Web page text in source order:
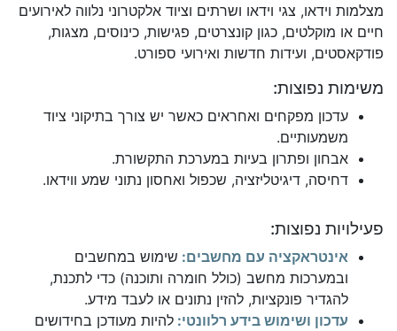
מצלמות וידאו, צגי וידאו ושרתים וציוד אלקטרוני נלווה לאירועים
חיים או מוקלטים, כגון קונצרטים, פגישות, כינוסים, מצגות,
פודקאסטים, ועידות חדשות ואירועי ספורט.
משימות נפוצות:
עדכון מפקחים ואחראים כאשר יש צורך בתיקוני ציוד
משמעותיים.
אבחון ופתרון בעיות במערכת התקשורת.
דחיסה, דיגיטליזציה, שכפול ואחסון נתוני שמע ווידאו.
פעילויות נפוצות:
אינטראקציה עם מחשבים: שימוש במחשבים
ובמערכות מחשב (כולל חומרה ותוכנה) כדי לתכנת,
להגדיר פונקציות, להזין נתונים או לעבד מידע.
עדכון ושימוש בידע רלוונטי: להיות מעודכן בחידושים